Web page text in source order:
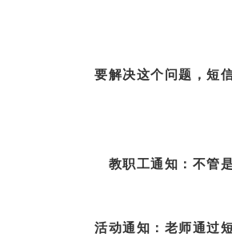
要解决这个问题，短信
教职工通知 ：不管
活动通知 ：老师通过